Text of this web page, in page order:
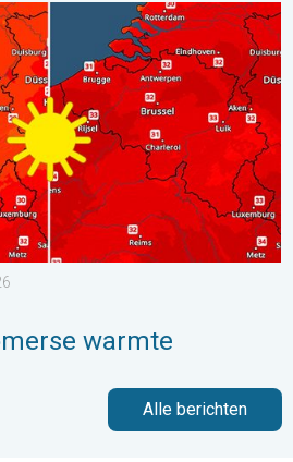
Weekendweer. . . donderdag
warmte
Alle berichten